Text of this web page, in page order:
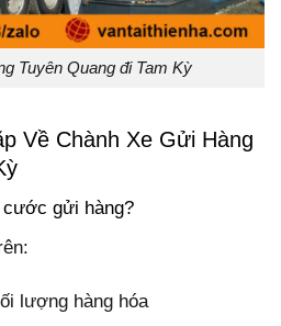
Tuyên Quang đi Tam Kỳ
Về Chành Xe Gửi Hàng
cước gửi hàng?
lượng hàng hóa